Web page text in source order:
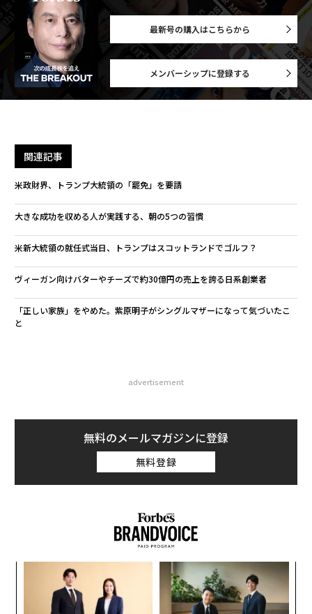
最新号の購入はこちらから
メンバーシップに登録する
関連記事
米政財界、トランプ大統領の「罷免」を要請
大きな成功を収める人が実践する、朝の5つの習慣
米新大統領の就任式当日、トランプはスコットランドでゴルフ？
ヴィーガン向けバターやチーズで約30億円の売上を誇る日系創業者
「正しい家族」をやめた。紫原明子がシングルマザーになって気づいたこ
と
advertisement
無料のメールマガジンに登録
無料登録